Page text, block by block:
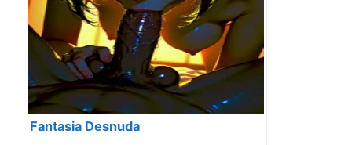
Fantasia Desnuda